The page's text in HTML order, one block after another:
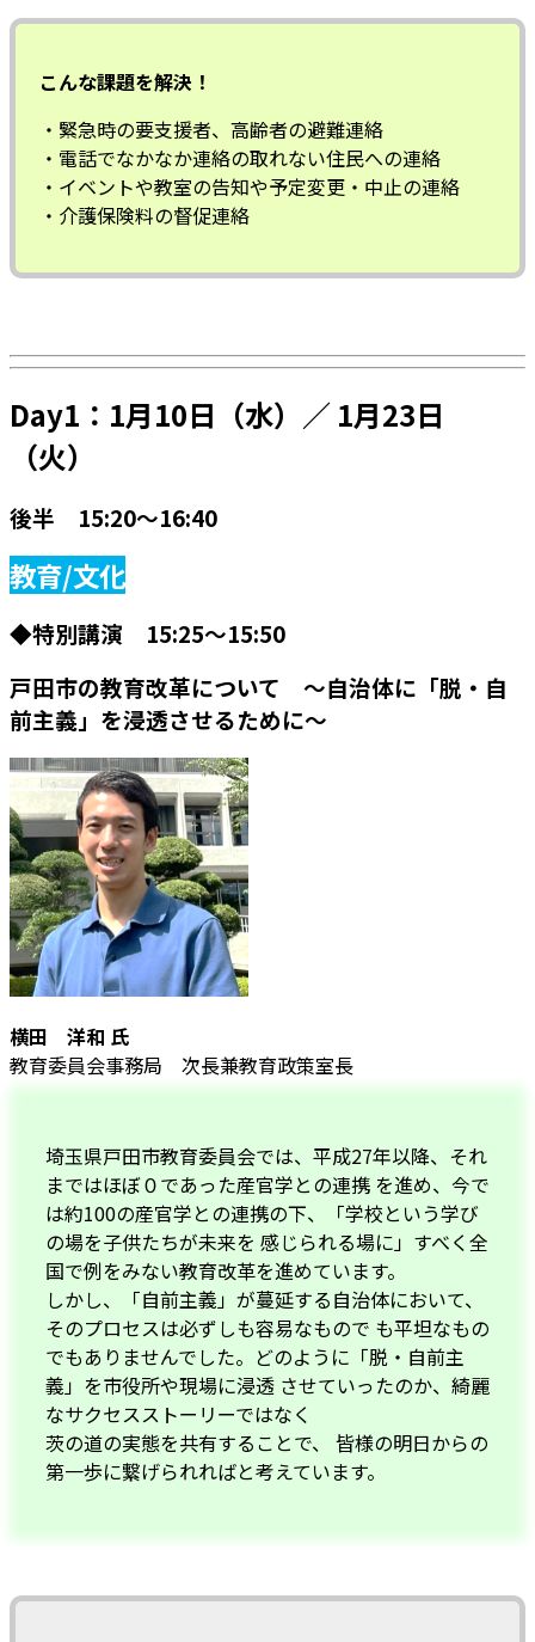
こんな課題を解決！
・緊急時の要支援者、高齢者の避難連絡
・電話でなかなか連絡の取れない住民への連絡
・イベントや教室の告知や予定変更・中止の連絡
・介護保険料の督促連絡
Day1：1月10日（水）／ 1月23日
（火）
後半 15:20～16:40
教育/文化
◆特別講演 15:25～15:50
戸田市の教育改革について ～自治体に「脱・自
前主義」を浸透させるために～
横田 洋和 氏
教育委員会事務局 次長兼教育政策室長
埼玉県戸田市教育委員会では、平成27年以降、それ
まではほぼ０であった産官学との連携 を進め、今で
は約100の産官学との連携の下、「学校という学び
の場を子供たちが未来を 感じられる場に」すべく全
国で例をみない教育改革を進めています。
しかし、「自前主義」が蔓延する自治体において、
そのプロセスは必ずしも容易なもので も平坦なもの
でもありませんでした。どのように「脱・自前主
義」を市役所や現場に浸透 させていったのか、綺麗
なサクセスストーリーではなく
茨の道の実態を共有することで、 皆様の明日からの
第一歩に繋げられればと考えています。